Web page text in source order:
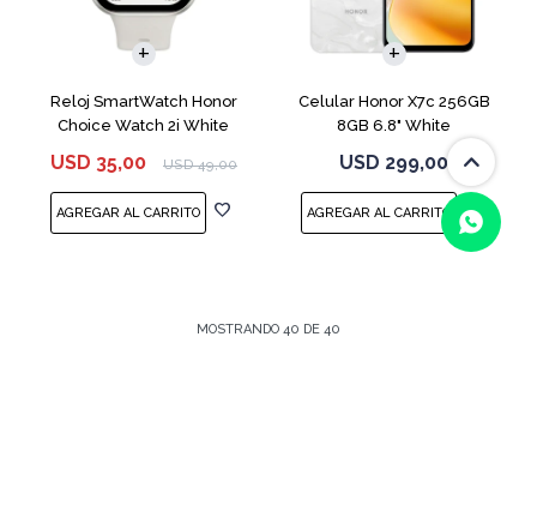
Reloj SmartWatch Honor
Choice Watch 2i White
USD 35,00 USD 49,00
Celular Honor X7c 256GB
8GB 6.8" White
USD 299,00
COMPARAR
MOSTRANDO 40 DE 40(0/4)